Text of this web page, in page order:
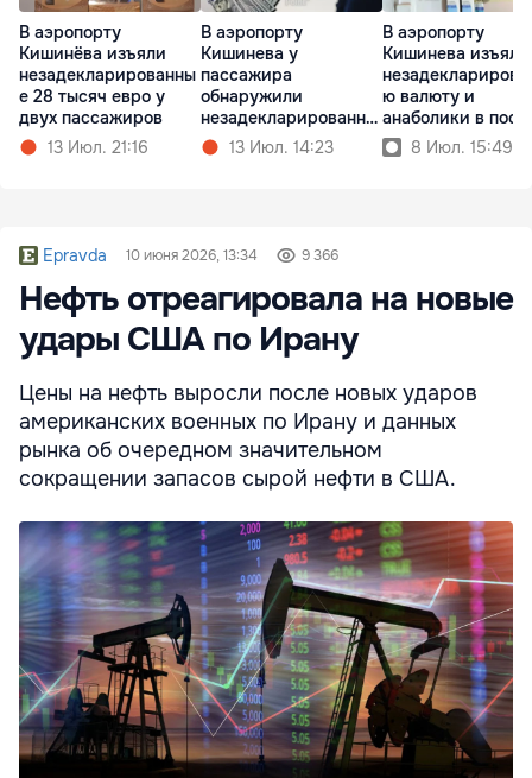
В аэропорту
Кишинёва изъяли
незадекларированны
е 28 тысяч евро у
двух пассажиров
13 Июл. 21:16
В аэропорту
Кишинева у
пассажира
обнаружили
незадекларированну
ю валюту
13 Июл. 14:23
В аэропорту
Кишинева изъяли
ю валюту и
анаболики в
8 Июл. 15:49
Epravda 10 июня 2026, 13:34 9 366
Нефть отреагировала на новые
удары США по Ирану
Цены на нефть выросли после новых ударов
американских военных по Ирану и данных
рынка об очередном значительном
сокращении запасов сырой нефти в США.